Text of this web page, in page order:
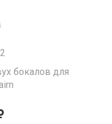
бокалов для